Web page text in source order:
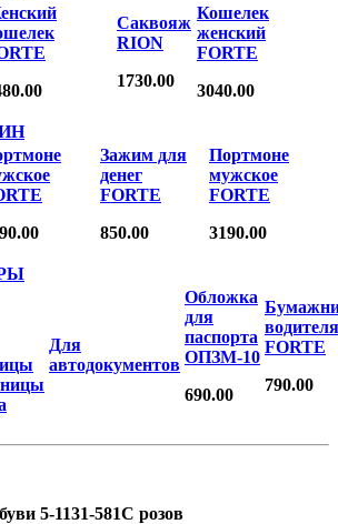
Саквояж
RION
1730.00
Кошелек
женский
FORTE
3040.00
Зажим для
денег
FORTE
850.00
Портмоне
мужское
FORTE
3190.00
Для
автодокументов
Обложка
для
паспорта
ОПЗМ-10
690.00
водителя
FORTE
790.00
5-1131-581С розов